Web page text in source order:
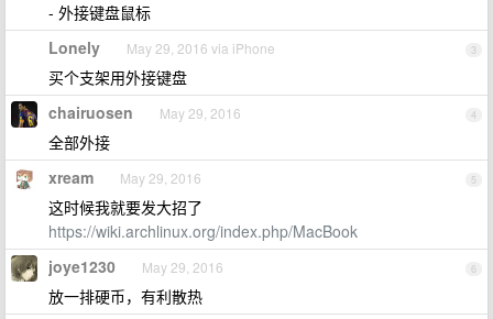
- 外接键盘鼠标
3
Lonely May 29, 2016 via iPhone
买个支架用外接键盘
4
chairuosen May 29, 2016
全部外接
5
xream May 29, 2016
这时候我就要发大招了
https://wiki.archlinux.org/index.php/MacBook
6
joye1230 May 29, 2016
放一排硬币，有利散热